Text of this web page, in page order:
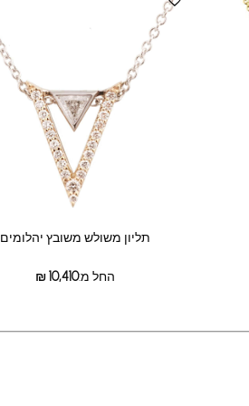
תליון משולש משובץ יהלומים
החל מ: ₪10,410